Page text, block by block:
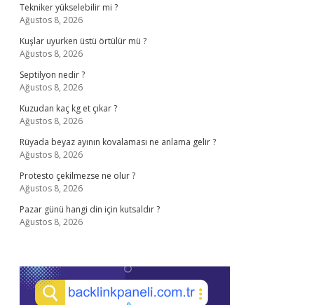
Tekniker yükselebilir mi ?
Ağustos 8, 2026
Kuşlar uyurken üstü örtülür mü ?
Ağustos 8, 2026
Septilyon nedir ?
Ağustos 8, 2026
Kuzudan kaç kg et çıkar ?
Ağustos 8, 2026
Rüyada beyaz ayının kovalaması ne anlama gelir ?
Ağustos 8, 2026
Protesto çekilmezse ne olur ?
Ağustos 8, 2026
Pazar günü hangi din için kutsaldır ?
Ağustos 8, 2026